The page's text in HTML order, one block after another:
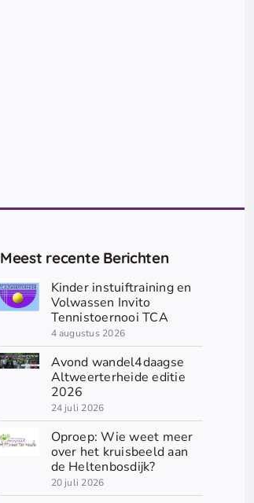
Meest recente Berichten
Kinder instuiftraining en
Volwassen Invito
Tennistoernooi TCA
4 augustus 2026
Avond wandel4daagse
Altweerterheide editie
2026
24 juli 2026
Oproep: Wie weet meer
over het kruisbeeld aan
de Heltenbosdijk?
20 juli 2026